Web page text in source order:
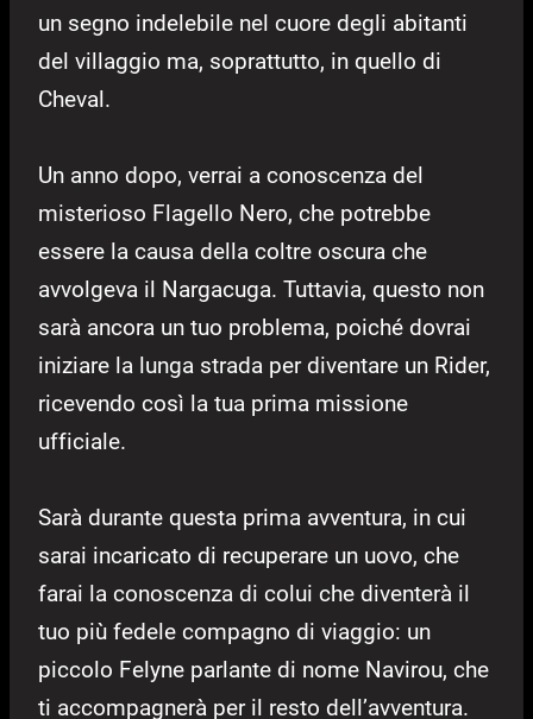
un segno indelebile nel cuore degli abitanti
del villaggio ma, soprattutto, in quello di
Cheval.
Un anno dopo, verrai a conoscenza del
misterioso Flagello Nero, che potrebbe
essere la causa della coltre oscura che
avvolgeva il Nargacuga. Tuttavia, questo non
sarà ancora un tuo problema, poiché dovrai
iniziare la lunga strada per diventare un Rider,
ricevendo così la tua prima missione
ufficiale.
Sarà durante questa prima avventura, in cui
sarai incaricato di recuperare un uovo, che
farai la conoscenza di colui che diventerà il
tuo più fedele compagno di viaggio: un
piccolo Felyne parlante di nome Navirou, che
ti accompagnerà per il resto dell’avventura.